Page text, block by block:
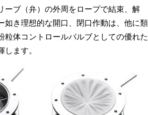
ーブ（弁）の外周をロープで結束、解
如き理想的な開口、閉口作動は、他に類
粒体コントロールバルブとしての優れた
ます。